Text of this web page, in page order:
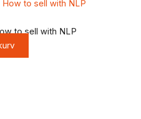
to sell with NLP